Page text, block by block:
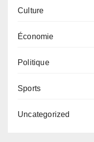
Culture
Économie
Politique
Sports
Uncategorized